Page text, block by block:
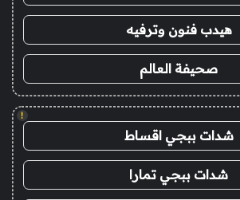
هيدب فنون وترفيه
صحيفة العالم
!
شدات ببجي اقساط
شدات ببجي تمارا